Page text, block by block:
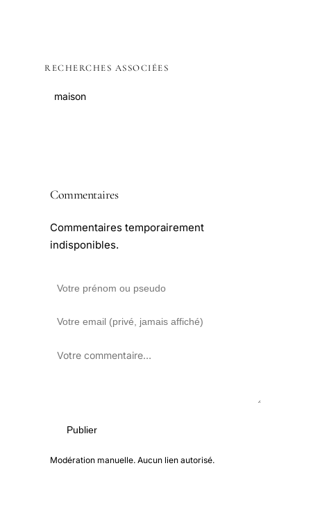
RECHERCHES ASSOCIÉES
maison
Commentaires
Commentaires temporairement
indisponibles.
Publier
Modération manuelle. Aucun lien autorisé.